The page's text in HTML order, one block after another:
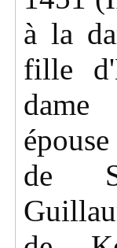
à la
fille
de